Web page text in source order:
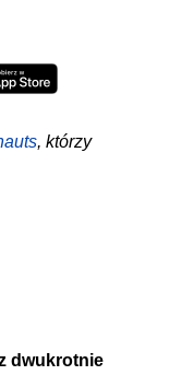
, którzy
dwukrotnie